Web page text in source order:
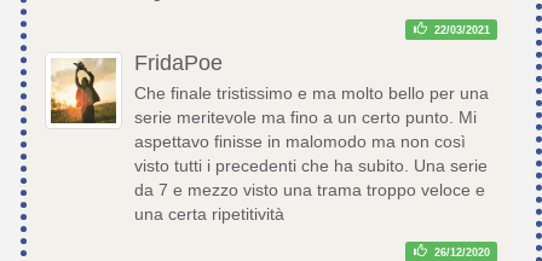
22/03/2021
FridaPoe
Che finale tristissimo e ma molto bello per una
serie meritevole ma fino a un certo punto. Mi
aspettavo finisse in malomodo ma non così
visto tutti i precedenti che ha subito. Una serie
da 7 e mezzo visto una trama troppo veloce e
una certa ripetitività
26/12/2020